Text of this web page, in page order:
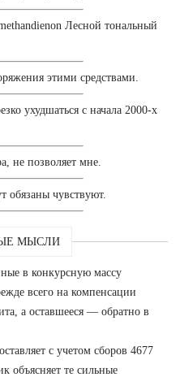
Лесной тональный
этими средствами.
ухудшаться с начала 2000-х
не позволяет мне.
обязаны чувствуют.
МЫСЛИ
в конкурсную массу
всего на компенсации
а оставшееся — обратно в
с учетом сборов 4677
объясняет те сильные